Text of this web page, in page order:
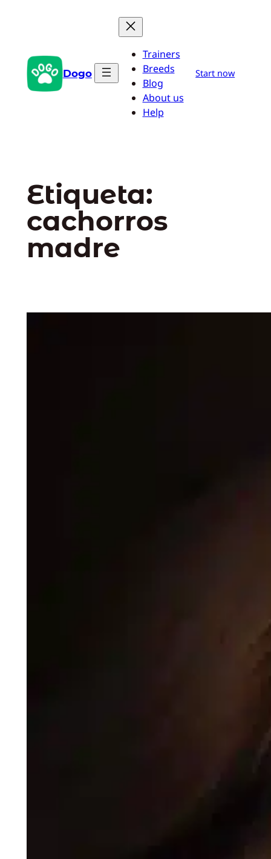
Dogo
Trainers
Breeds
Blog
About us
Help
Start now
Etiqueta:
cachorros
madre